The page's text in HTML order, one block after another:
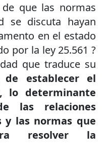
que las normas
se discuta hayan
en el estado
por la ley 25.561 ?
que traduce su
establecer el
lo determinante
las relaciones
y las normas que
resolver la